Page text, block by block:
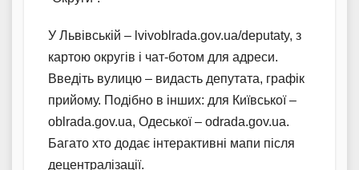
У Львівській – lvivoblrada.gov.ua/deputaty, з
картою округів і чат-ботом для адреси.
Введіть вулицю – видасть депутата, графік
прийому. Подібно в інших: для Київської –
oblrada.gov.ua, Одеської – odrada.gov.ua.
Багато хто додає інтерактивні мапи після
децентралізації.